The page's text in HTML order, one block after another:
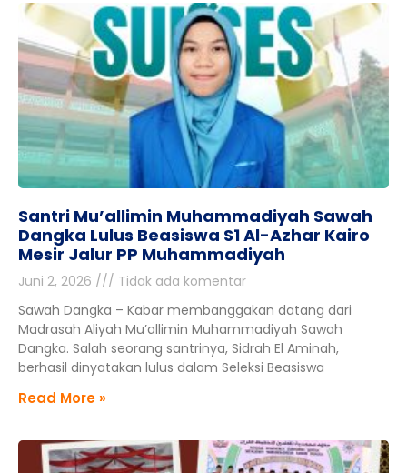
Santri Mu’allimin Muhammadiyah Sawah
Dangka Lulus Beasiswa S1 Al-Azhar Kairo
Mesir Jalur PP Muhammadiyah
Juni 2, 2026
Tidak ada komentar
Sawah Dangka – Kabar membanggakan datang dari
Madrasah Aliyah Mu’allimin Muhammadiyah Sawah
Dangka. Salah seorang santrinya, Sidrah El Aminah,
berhasil dinyatakan lulus dalam Seleksi Beasiswa
Read More »